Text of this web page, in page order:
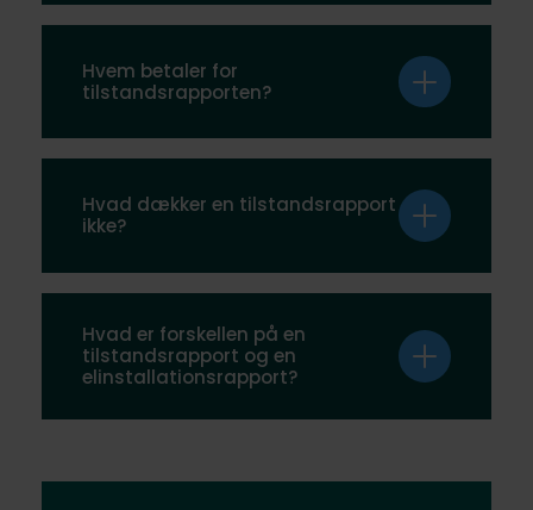
Nej, den er ikke lovpligtig, men den er en
forudsætning for, at sælger kan fraskrive sig sit
10-årige ansvar.
Hvem betaler for
tilstandsrapporten?
Det er normalt sælger, der bestiller og betaler
for tilstandsrapporten som en del af en
bolighandel.
Hvad dækker en tilstandsrapport
ikke?
Den dækker bl.a. ikke el- og VVS-installationer,
hårde hvidevarer, eller forhold uden for selve
bygningen.
Hvad er forskellen på en
tilstandsrapport og en
elinstallationsrapport?